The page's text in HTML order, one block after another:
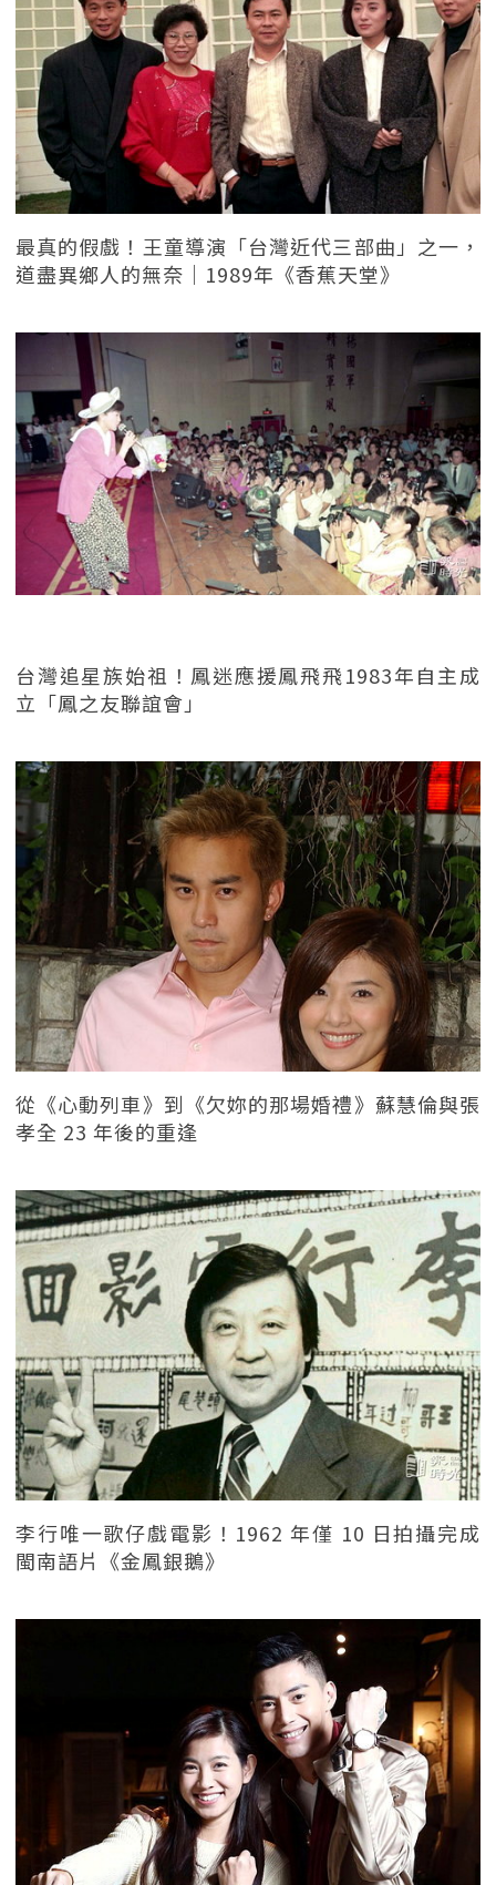
最真的假戲！王童導演「台灣近代三部曲」之一，
道盡異鄉人的無奈｜1989年《香蕉天堂》
台灣追星族始祖！鳳迷應援鳳飛飛1983年自主成
立「鳳之友聯誼會」
從《心動列車》到《欠妳的那場婚禮》蘇慧倫與張
孝全 23 年後的重逢
李行唯一歌仔戲電影！1962 年僅 10 日拍攝完成
閩南語片《金鳳銀鵝》